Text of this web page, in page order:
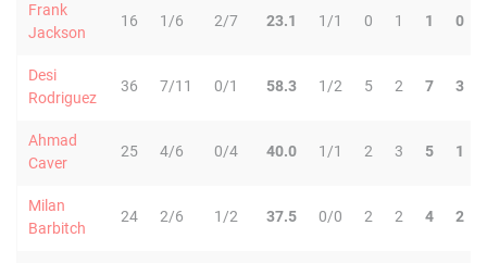
Frank
Jackson
16 1/6 2/7 23.1 1/1 0 1 1 0
Desi
Rodriguez
36 7/11 0/1 58.3 1/2 5 2 7 3
Ahmad
Caver
25 4/6 0/4 40.0 1/1 2 3 5 1
Milan
Barbitch
24 2/6 1/2 37.5 0/0 2 2 4 2